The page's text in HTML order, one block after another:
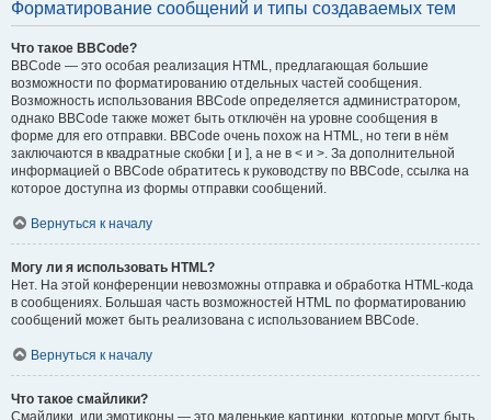
Форматирование сообщений и типы создаваемых тем
Что такое BBCode?
BBCode — это особая реализация HTML, предлагающая большие
возможности по форматированию отдельных частей сообщения.
Возможность использования BBCode определяется администратором,
однако BBCode также может быть отключён на уровне сообщения в
форме для его отправки. BBCode очень похож на HTML, но теги в нём
заключаются в квадратные скобки [ и ], а не в < и >. За дополнительной
информацией о BBCode обратитесь к руководству по BBCode, ссылка на
которое доступна из формы отправки сообщений.
Вернуться к началу
Могу ли я использовать HTML?
Нет. На этой конференции невозможны отправка и обработка HTML-кода
в сообщениях. Большая часть возможностей HTML по форматированию
сообщений может быть реализована с использованием BBCode.
Вернуться к началу
Что такое смайлики?
Смайлики, или эмотиконы — это маленькие картинки, которые могут быть